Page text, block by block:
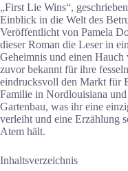
„First Lie Wins“,
Einblick in die Welt des
Veröffentlicht von Pamela
dieser Roman die Leser in
Geheimnis und einen
zuvor bekannt für ihre
eindrucksvoll den Markt für
Familie in Nordlouisiana
Gartenbau, was ihr eine
verleiht und eine Erzählung
Atem hält.
Inhaltsverzeichnis